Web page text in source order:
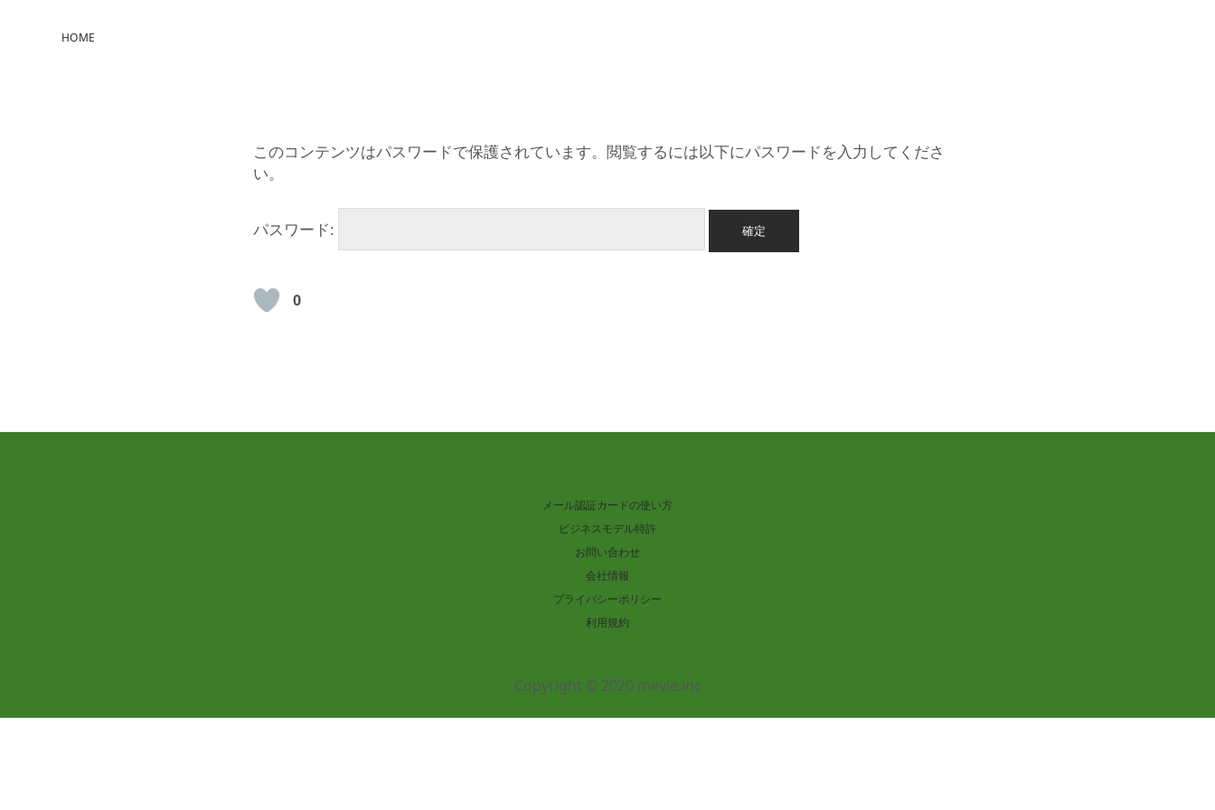
HOME
このコンテンツはパスワードで保護されています。閲覧するには以下にパスワードを入力してくださ
い。
パスワード:
0
メール認証カードの使い方
ビジネスモデル特許
お問い合わせ
会社情報
プライバシーポリシー
利用規約
Copyright © 2020 mevie.inc